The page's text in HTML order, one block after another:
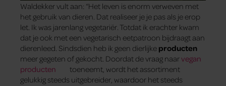
Waldekker vult aan: “Het leven is enorm verweven met
het gebruik van dieren. Dat realiseer je je pas als je erop
let. Ik was jarenlang vegetariër. Totdat ik erachter kwam
dat je ook met een vegetarisch eetpatroon bijdraagt aan
dierenleed. Sindsdien heb ik geen dierlijke producten
meer gegeten of gekocht. Doordat de vraag naarvegan
producten
toeneemt, wordt het assortiment
gelukkig steeds uitgebreider, waardoor het steeds